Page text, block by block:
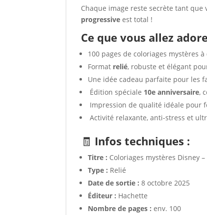
Chaque image reste secrète tant que
progressive est total !
Ce que vous allez
100 pages de coloriages mystères
Format relié, robuste et élégant
Une idée cadeau parfaite pour les
Édition spéciale 10e anniversaire,
Impression de qualité idéale pour
Activité relaxante, anti-stress et
🧾 Infos techniques :
Titre : Coloriages mystères Disney
Type : Relié
Date de sortie : 8 octobre 2025
Éditeur : Hachette
Nombre de pages : env. 100